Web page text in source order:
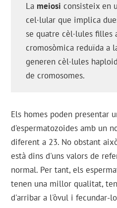
La meiosi consisteix en
cel·lular que implica
se quatre cèl·lules filles
cromosòmica reduïda a
generen cèl·lules
de cromosomes.
Els homes poden presentar
d'espermatozoides amb un
diferent a 23. No obstant
està dins d'uns valors de
normal. Per tant, els
tenen una millor qualitat,
d'arribar a l'òvul i fecundar-